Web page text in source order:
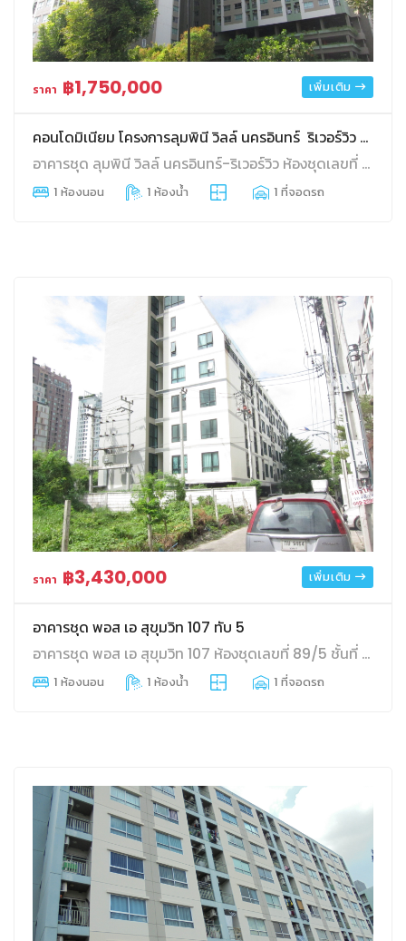
ราคา ฿1,750,000 เพิ่มเติม
คอนโดมิเนียม โครงการลุมพินี วิลล์ นครอินทร์ ริเวอร์วิว ทับ 773
อาคารชุด ลุมพินี วิลล์ นครอินทร์-ริเวอร์วิว ห้องชุดเลขที่ 92/773 ชั้นที่ 26 อาคาร เอ 0 0 0 26.07 ตลาดขวัญ เมืองนนทบุรี นนทบุรี
1 ห้องนอน 1 ห้องน้ำ 1 ที่จอดรถ
ราคา ฿3,430,000 เพิ่มเติม
อาคารชุด พอส เอ สุขุมวิท 107 ทับ 5
อาคารชุด พอส เอ สุขุมวิท 107 ห้องชุดเลขที่ 89/5 ชั้นที่ 2 อาคาร 89 ขนาด 46.38 ตร.ม. สำโรงเหนือ เมืองสมุทรปราการ สมุทรปราการ
1 ห้องนอน 1 ห้องน้ำ 1 ที่จอดรถ